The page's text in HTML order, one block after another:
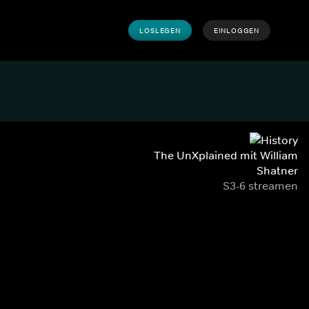
LOSLEGEN EINLOGGEN
The UnXplained mit William
Shatner
S3-6 streamen